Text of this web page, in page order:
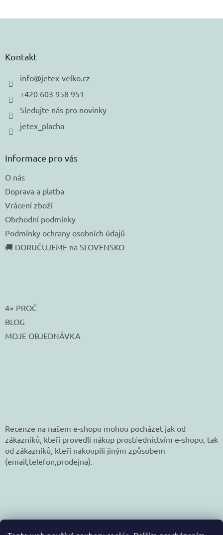
Kontakt
info@jetex-velko.cz
+420 603 958 951
Sledujte nás pro novinky
jetex_placha
Informace pro vás
O nás
Doprava a platba
Vrácení zboží
Obchodní podmínky
Podmínky ochrany osobních údajů
🚚 DORUČUJEME na SLOVENSKO
4× PROČ
BLOG
MOJE OBJEDNÁVKA
Recenze na našem e-shopu mohou pocházet jak od
zákazníků, kteří provedli nákup prostřednictvím e-shopu, tak
od zákazníků, kteří nakoupili jiným způsobem
(email,telefon,prodejna).